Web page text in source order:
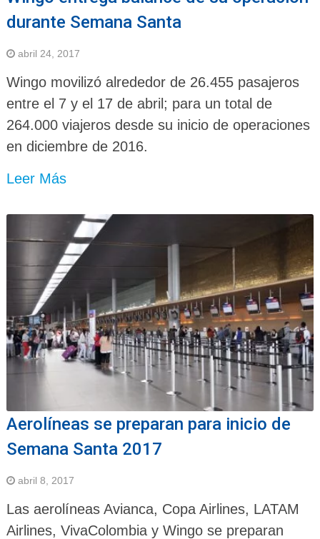
durante Semana Santa
abril 24, 2017
Wingo movilizó alrededor de 26.455 pasajeros
entre el 7 y el 17 de abril; para un total de
264.000 viajeros desde su inicio de operaciones
en diciembre de 2016.
Leer Más
Aerolíneas se preparan para inicio de
Semana Santa 2017
abril 8, 2017
Las aerolíneas Avianca, Copa Airlines, LATAM
Airlines, VivaColombia y Wingo se preparan